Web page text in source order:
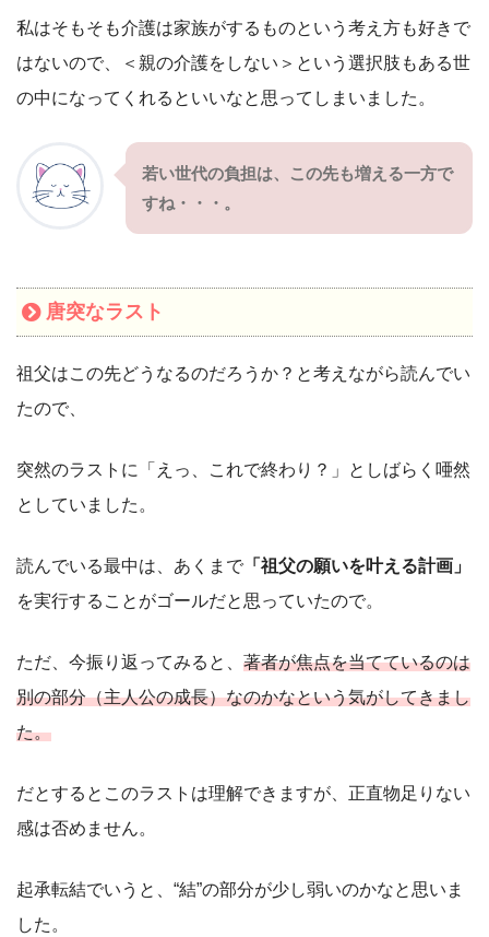
私はそもそも介護は家族がするものという考え方も好きで
はないので、＜親の介護をしない＞という選択肢もある世
の中になってくれるといいなと思ってしまいました。
若い世代の負担は、この先も増える一方で
すね・・・。
唐突なラスト
祖父はこの先どうなるのだろうか？と考えながら読んでい
たので、
突然のラストに「えっ、これで終わり？」としばらく唖然
としていました。
読んでいる最中は、あくまで 「祖父の願いを叶える計画」
を実行することがゴールだと思っていたので。
ただ、今振り返ってみると、 著者が焦点を当てているのは
別の部分（主人公の成長）なのかなという気がしてきまし
た。
だとするとこのラストは理解できますが、正直物足りない
感は否めません。
起承転結でいうと、“結”の部分が少し弱いのかなと思いま
した。